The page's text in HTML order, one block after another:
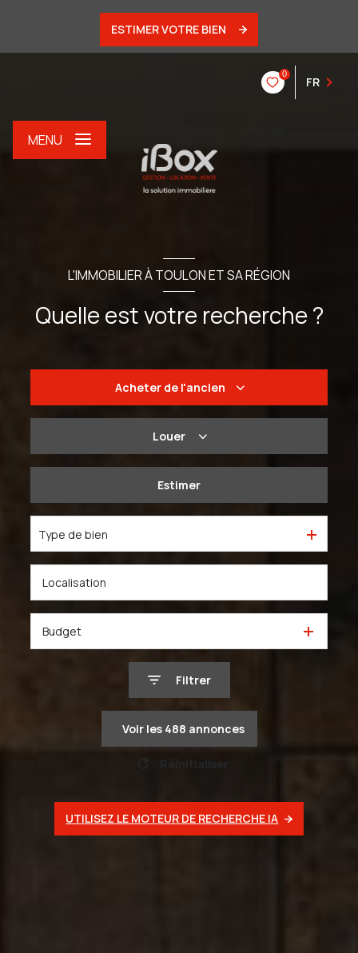
ESTIMER VOTRE BIEN
0
FR
MENU
L'IMMOBILIER À TOULON ET SA RÉGION
Quelle est votre recherche ?
Acheter de l'ancien
Du neuf
Louer
De l'immo pro
Estimer
Type de bien
Budget
Filtrer
Voir les 488 annonces
Réinitialiser
UTILISEZ LE MOTEUR DE RECHERCHE IA